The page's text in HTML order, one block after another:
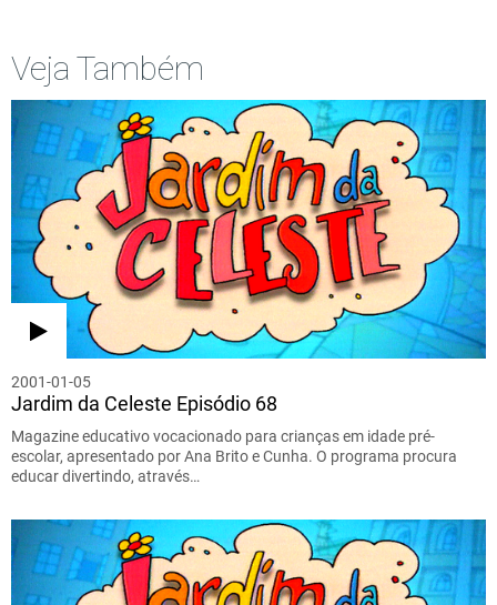
Veja Também
2001-01-05
Jardim da Celeste Episódio 68
Magazine educativo vocacionado para crianças em idade pré-
escolar, apresentado por Ana Brito e Cunha. O programa procura
educar divertindo, através…